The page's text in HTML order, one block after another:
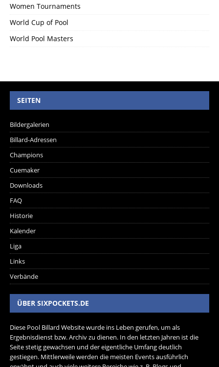
Women Tournaments
World Cup of Pool
World Pool Masters
SEITEN
Bildergalerien
Billard-Adressen
Champions
Cuemaker
Downloads
FAQ
Historie
Kalender
Liga
Links
Verbände
ÜBER SIXPOCKETS.DE
Diese Pool Billard Website wurde ins Leben gerufen, um als
Ergebnisdienst bzw. Archiv zu dienen. In den letzten Jahren ist die
Seite stetig gewachsen und der eigentliche Umfang deutlich
gestiegen. Mittlerweile werden die meisten Events ausführlich